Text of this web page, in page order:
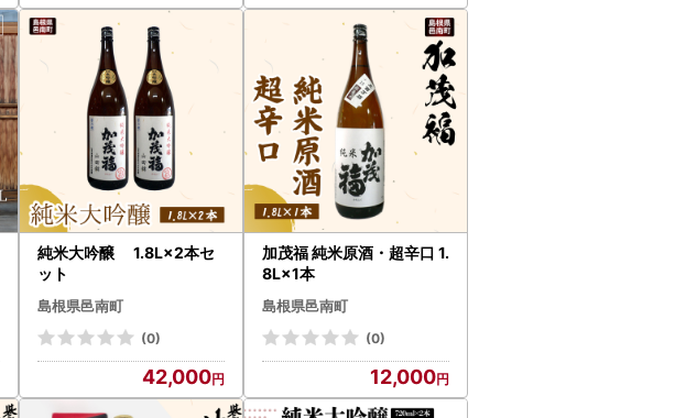
純米大吟醸 1.8L×2本セ
ット
島根県邑南町
(0)
42,000
加茂福 純米原酒・超辛口 1.
8L×1本
島根県邑南町
(0)
12,000